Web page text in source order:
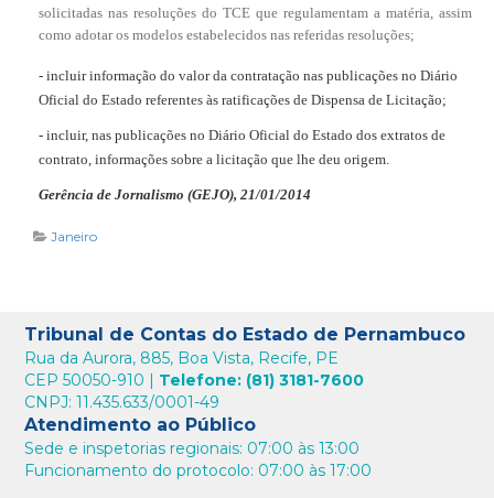
solicitadas nas resoluções do TCE que regulamentam a matéria, assim
como adotar os modelos estabelecidos nas referidas resoluções;
- incluir informação do valor da contratação nas publicações no Diário
Oficial do Estado referentes às ratificações de Dispensa de Licitação;
- incluir, nas publicações no Diário Oficial do Estado dos extratos de
contrato, informações sobre a licitação que lhe deu origem.
Gerência de Jornalismo (GEJO), 21/01/2014
Janeiro
Tribunal de Contas do Estado de Pernambuco
Rua da Aurora, 885, Boa Vista, Recife, PE
CEP 50050-910 | Telefone: (81) 3181-7600
CNPJ: 11.435.633/0001-49
Atendimento ao Público
Sede e inspetorias regionais: 07:00 às 13:00
Funcionamento do protocolo: 07:00 às 17:00